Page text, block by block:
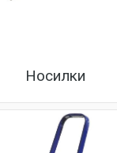
Носилки